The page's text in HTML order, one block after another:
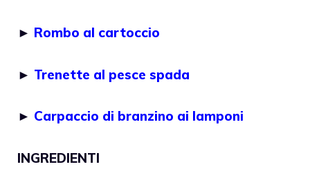
► Rombo al cartoccio
► Trenette al pesce spada
► Carpaccio di branzino ai lamponi
INGREDIENTI